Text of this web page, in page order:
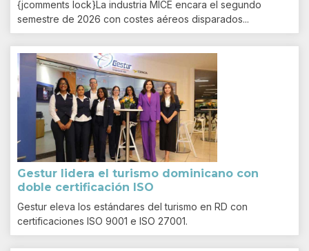
{jcomments lock}La industria MICE encara el segundo
semestre de 2026 con costes aéreos disparados...
Gestur lidera el turismo dominicano con
doble certificación ISO
Gestur eleva los estándares del turismo en RD con
certificaciones ISO 9001 e ISO 27001.